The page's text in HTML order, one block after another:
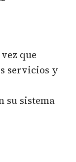
que
servicios y
su sistema